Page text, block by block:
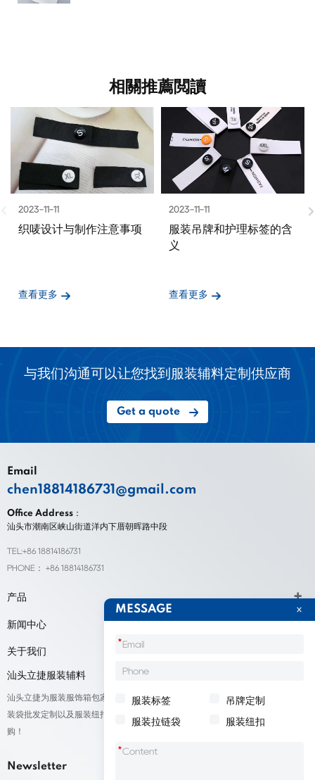
相關推薦閲讀
2023-11-11
织唛设计与制作注意事项
查看更多
2023-11-11
服装吊牌和护理标签的含
义
查看更多
与我们沟通可以让您找到服装辅料定制供应商
Get a quote
Email
chen18814186731@gmail.com
Office Address：
汕头市潮南区峡山街道洋内下厝朝晖路中段
TEL:+86 18814186731
PHONE： +86 18814186731
产品
新闻中心
关于我们
汕头立捷服装辅料
汕头立捷为服装服饰箱包家纺鞋帽标签等产品厂家提供标签定制、吊牌定做、包
装袋批发定制以及服装纽扣低价批量出售；我们承接来自全球的订单，欢迎采
购！
Newsletter
MESSAGE
*
服装标签 吊牌定制
服装拉链袋 服装纽扣
*